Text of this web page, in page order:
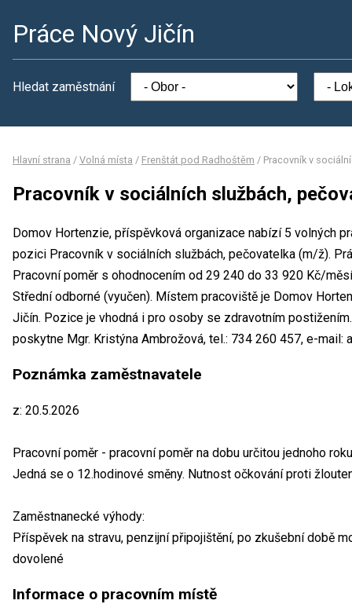
Práce Nový Jičín
Hledat zaměstnání
Hlavní strana / Volná místa / Frenštát pod Radhoštěm / Pracovník v
Pracovník v sociálních službách,
Domov Hortenzie, příspěvková organizace nabízí 5 volných
pozici Pracovník v sociálních službách, pečovatelka (m/ž).
Pracovní poměr s ohodnocením od 29 240 do 33 920 Kč/
Střední odborné (vyučen). Místem pracoviště je Domov
Jičín. Pozice je vhodná i pro osoby se zdravotním
poskytne Mgr. Kristýna Ambrožová, tel.: 734 260 457, e-mail:
Poznámka zaměstnavatele
z: 20.5.2026
Pracovní poměr - pracovní poměr na dobu určitou jednoho
Jedná se o 12.hodinové směny. Nutnost očkování proti
Zaměstnanecké výhody:
Příspěvek na stravu, penzijní připojištění, po zkušební době
dovolené
Informace o pracovním místě